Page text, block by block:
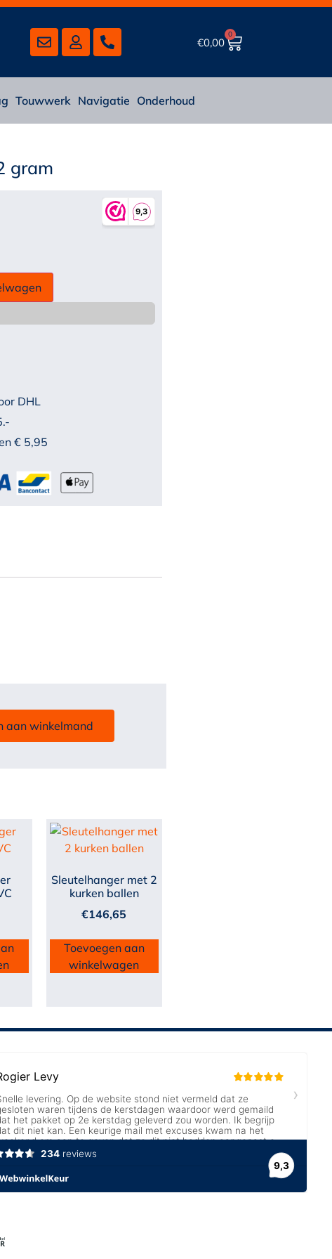
€0,00
0
Touwwerk Navigatie Onderhoud
gram
DHL
€ 5,95
aan winkelmand
Sleutelhanger met 2
kurken ballen
€146,65
Toevoegen aan
winkelwagen